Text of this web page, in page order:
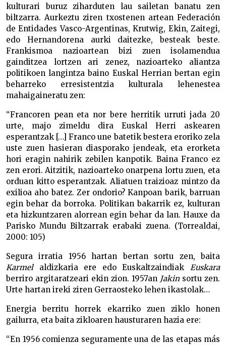
kulturari buruz ziharduten lau sailetan banatu zen
biltzarra. Aurkeztu ziren txostenen artean Federación
de Entidades Vasco-Argentinas, Krutwig, Ekin, Zaitegi,
edo Hernandorena aurki daitezke, besteak beste.
Frankismoa nazioartean bizi zuen isolamendua
gainditzea lortzen ari zenez, nazioarteko aliantza
politikoen langintza baino Euskal Herrian bertan egin
beharreko erresistentzia kulturala lehenestea
mahaigaineratu zen:
“Francoren pean eta nor bere herritik urruti jada 20
urte, majo zimeldu dira Euskal Herri askearen
esperantzak […] Franco une batetik bestera eroriko zela
uste zuen hasieran diasporako jendeak, eta erorketa
hori eragin nahirik zebilen kanpotik. Baina Franco ez
zen erori. Aitzitik, nazioarteko onarpena lortu zuen, eta
orduan kitto esperantzak. Aliatuen traizioaz mintzo da
exilioa aho batez. Zer ondorio? Kanpoan barik, barruan
egin behar da borroka. Politikan bakarrik ez, kulturan
eta hizkuntzaren alorrean egin behar da lan. Hauxe da
Parisko Mundu Biltzarrak erabaki zuena. (Torrealdai,
2000: 105)
Segura irratia 1956 hartan bertan sortu zen, baita
Karmelaldizkaria ere edo Euskaltzaindiak Euskara
berriro argitaratzeari ekin zion. 1957an Jakin sortu zen.
Urte hartan ireki ziren Gerraosteko lehen ikastolak…
Energia berritu horrek ekarriko zuen ziklo honen
gailurra, eta baita zikloaren hausturaren hazia ere:
“En 1956 comienza seguramente una de las etapas más